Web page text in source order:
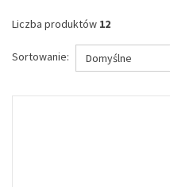
Liczba produktów 12
Sortowanie: Domyślne